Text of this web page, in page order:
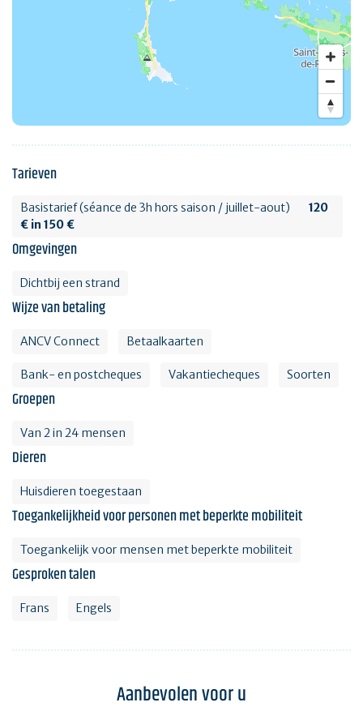
Tarieven
Basistarief (séance de 3h hors saison / juillet-aout)
120
€ in 150 €
Omgevingen
Dichtbij een strand
Wijze van betaling
ANCV Connect Betaalkaarten
Bank- en postcheques Vakantiecheques Soorten
Groepen
Van 2 in 24 mensen
Dieren
Huisdieren toegestaan
Toegankelijkheid voor personen met beperkte mobiliteit
Toegankelijk voor mensen met beperkte mobiliteit
Gesproken talen
Frans Engels
Aanbevolen voor u